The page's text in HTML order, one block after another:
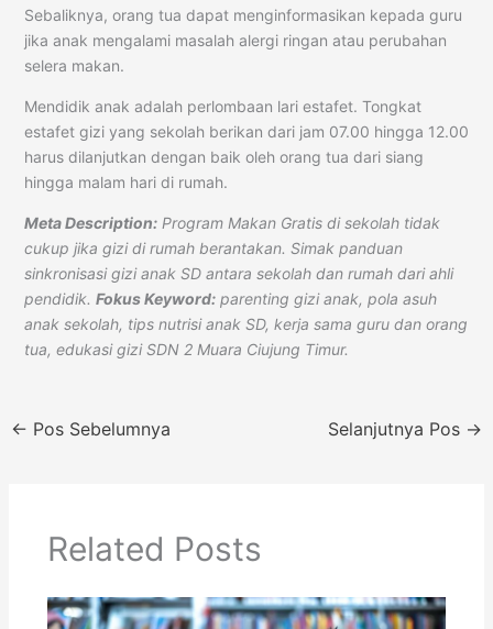
Sebaliknya, orang tua dapat menginformasikan kepada guru
jika anak mengalami masalah alergi ringan atau perubahan
selera makan.
Mendidik anak adalah perlombaan lari estafet. Tongkat
estafet gizi yang sekolah berikan dari jam 07.00 hingga 12.00
harus dilanjutkan dengan baik oleh orang tua dari siang
hingga malam hari di rumah.
Meta Description:Program Makan Gratis di sekolah tidak
cukup jika gizi di rumah berantakan. Simak panduan
sinkronisasi gizi anak SD antara sekolah dan rumah dari ahli
pendidik. Fokus Keyword:parenting gizi anak, pola asuh
anak sekolah, tips nutrisi anak SD, kerja sama guru dan orang
tua, edukasi gizi SDN 2 Muara Ciujung Timur.
← Pos Sebelumnya Selanjutnya Pos →
Related Posts